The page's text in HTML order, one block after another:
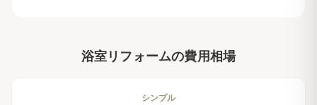
浴室リフォームの費用相場
シンプル